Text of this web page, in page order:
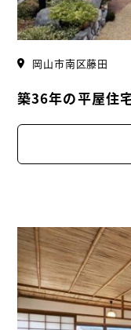
岡山市南区藤田
築36年の平屋住